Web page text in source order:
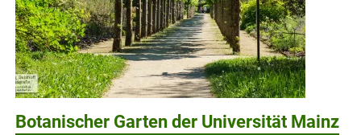
Botanischer Garten der Universität Mainz